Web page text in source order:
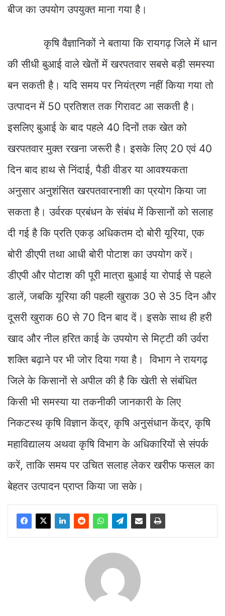
बीज का उपयोग उपयुक्त माना गया है।
कृषि वैज्ञानिकों ने बताया कि रायगढ़ जिले में धान
की सीधी बुआई वाले खेतों में खरपतवार सबसे बड़ी समस्या
बन सकती है। यदि समय पर नियंत्रण नहीं किया गया तो
उत्पादन में 50 प्रतिशत तक गिरावट आ सकती है।
इसलिए बुआई के बाद पहले 40 दिनों तक खेत को
खरपतवार मुक्त रखना जरूरी है। इसके लिए 20 एवं 40
दिन बाद हाथ से निंदाई, पैडी वीडर या आवश्यकता
अनुसार अनुशंसित खरपतवारनाशी का प्रयोग किया जा
सकता है। उर्वरक प्रबंधन के संबंध में किसानों को सलाह
दी गई है कि प्रति एकड़ अधिकतम दो बोरी यूरिया, एक
बोरी डीएपी तथा आधी बोरी पोटाश का उपयोग करें।
डीएपी और पोटाश की पूरी मात्रा बुआई या रोपाई से पहले
डालें, जबकि यूरिया की पहली खुराक 30 से 35 दिन और
दूसरी खुराक 60 से 70 दिन बाद दें। इसके साथ ही हरी
खाद और नील हरित काई के उपयोग से मिट्टी की उर्वरा
शक्ति बढ़ाने पर भी जोर दिया गया है। विभाग ने रायगढ़
जिले के किसानों से अपील की है कि खेती से संबंधित
किसी भी समस्या या तकनीकी जानकारी के लिए
निकटस्थ कृषि विज्ञान केंद्र, कृषि अनुसंधान केंद्र, कृषि
महाविद्यालय अथवा कृषि विभाग के अधिकारियों से संपर्क
करें, ताकि समय पर उचित सलाह लेकर खरीफ फसल का
बेहतर उत्पादन प्राप्त किया जा सके।